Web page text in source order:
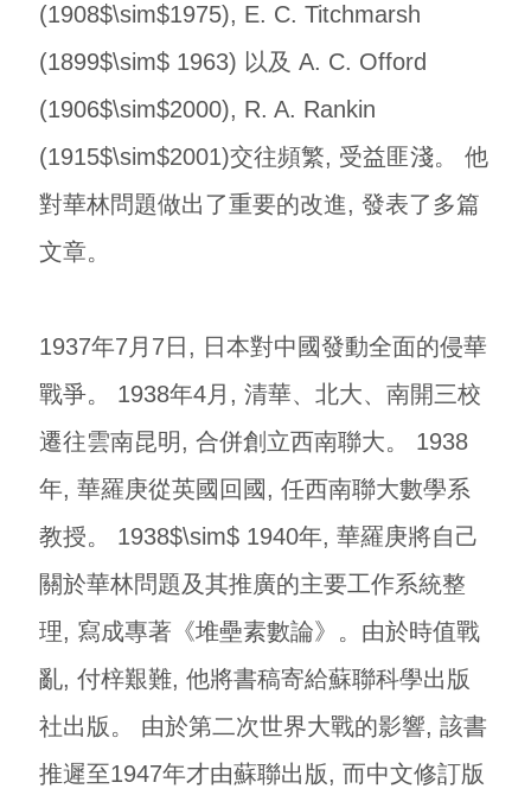
(1908$\sim$1975), E. C. Titchmarsh
(1899$\sim$ 1963) 以及 A. C. Offord
(1906$\sim$2000), R. A. Rankin
(1915$\sim$2001)交往頻繁, 受益匪淺。 他
對華林問題做出了重要的改進, 發表了多篇
文章。
1937年7月7日, 日本對中國發動全面的侵華
戰爭。 1938年4月, 清華、北大、南開三校
遷往雲南昆明, 合併創立西南聯大。 1938
年, 華羅庚從英國回國, 任西南聯大數學系
教授。 1938$\sim$ 1940年, 華羅庚將自己
關於華林問題及其推廣的主要工作系統整
理, 寫成專著《堆壘素數論》。由於時值戰
亂, 付梓艱難, 他將書稿寄給蘇聯科學出版
社出版。 由於第二次世界大戰的影響, 該書
推遲至1947年才由蘇聯出版, 而中文修訂版